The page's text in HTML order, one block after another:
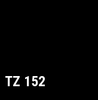
TZ 152